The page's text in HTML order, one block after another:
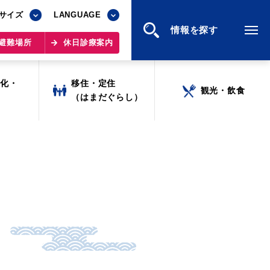
イズ LANGUAGE
難場所 休日診療案内
情報を探す
イズ LANGUAGE
難場所 休日診療案内
情報を探す
・
移住・定住
（はまだぐらし）
観光・飲食
・
移住・定住
（はまだぐらし）
観光・飲食